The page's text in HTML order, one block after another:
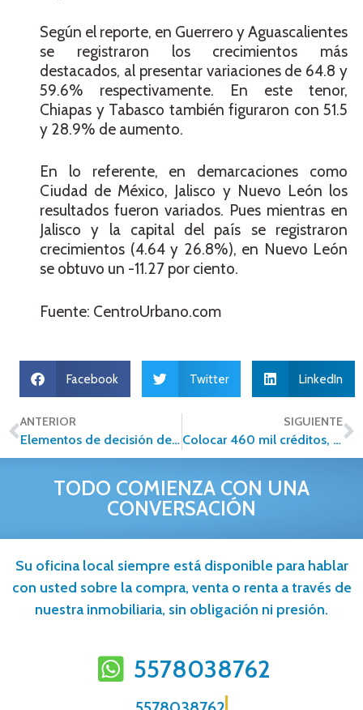
Según el reporte, en Guerrero y Aguascalientes
se registraron los crecimientos más
destacados, al presentar variaciones de 64.8 y
59.6% respectivamente. En este tenor,
Chiapas y Tabasco también figuraron con 51.5
y 28.9% de aumento.
En lo referente, en demarcaciones como
Ciudad de México, Jalisco y Nuevo León los
resultados fueron variados. Pues mientras en
Jalisco y la capital del país se registraron
crecimientos (4.64 y 26.8%), en Nuevo León
se obtuvo un -11.27 por ciento.
Fuente: CentroUrbano.com
Facebook Twitter LinkedIn
ANTERIOR
Elementos de decisión de grandes usuarios de oficinas
SIGUIENTE
Colocar 460 mil créditos, meta del Infonavit para este año
TODO COMIENZA CON UNA
CONVERSACIÓN
Su oficina local siempre está disponible para hablar
con usted sobre la compra, venta o renta a través de
nuestra inmobiliaria, sin obligación ni presión.
5578038762